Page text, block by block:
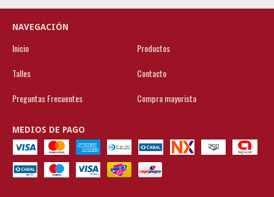
NAVEGACIÓN
Inicio
Productos
Talles
Contacto
Preguntas Frecuentes
Compra mayorista
MEDIOS DE PAGO